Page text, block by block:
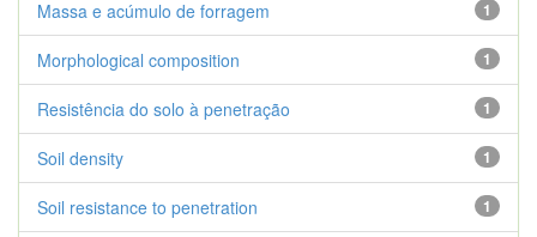
1
Massa e acúmulo de forragem
1
Morphological composition
1
Resistência do solo à penetração
1
Soil density
1
Soil resistance to penetration